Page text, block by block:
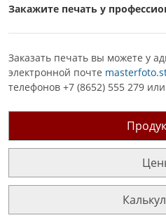
Закажите печать у
Заказать печать вы можете у
электронной почте
телефонов +7 (8652) 555 279 или